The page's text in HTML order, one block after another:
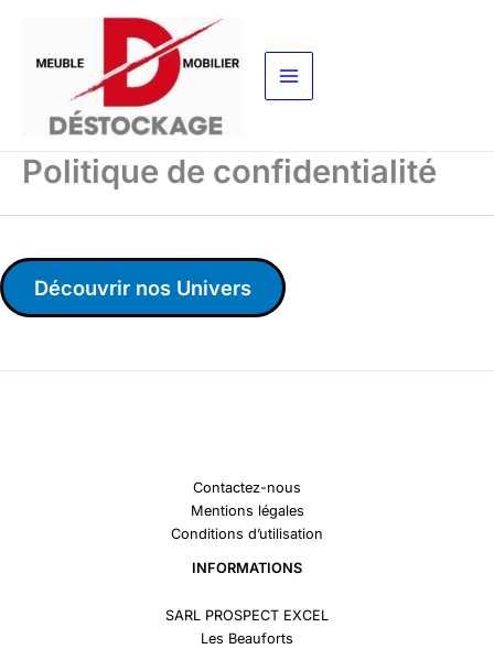
contenu
Politique de confidentialité
Découvrir nos Univers
Contactez-nous
Mentions légales
Conditions d’utilisation
INFORMATIONS
SARL PROSPECT EXCEL
Les Beauforts